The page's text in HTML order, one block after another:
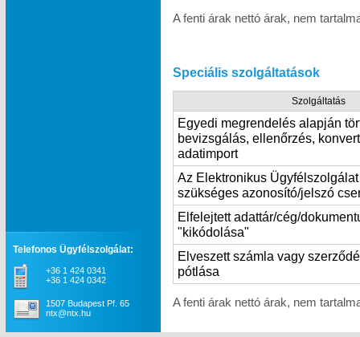
A fenti árak nettó árak, nem
Speciális szolgáltatások
Szolgáltatás
Egyedi megrendelés alapján
bevizsgálás, ellenőrzés,
adatimport
Az Elektronikus
szükséges azonosító/jelszó
Elfelejtett adattár/cég/
"kikódolása"
Elveszett számla vagy
pótlása
A fenti árak nettó árak, nem
Telefonos Ügyfélszolgálat:
+36 1 424 0341
+36 1 424 0342
1507 Budapest Pf. 65
ntx@ntx.hu